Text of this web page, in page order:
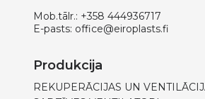
Mob.tālr.: +358 444936717
E-pasts: office@eiroplasts.fi
Produkcija
REKUPERĀCIJAS UN